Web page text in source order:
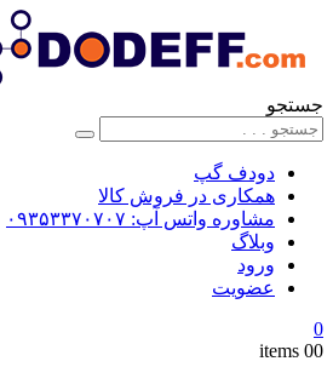
جستجو
دودف گپ
همکاری در فروش کالا
مشاوره واتس آپ: ۰۹۳۵۳۳۷۰۷۰۷
وبلاگ
ورود
عضویت
0
00 items